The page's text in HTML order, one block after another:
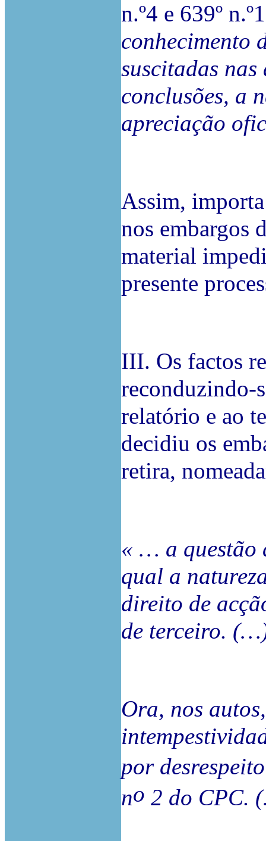
n.º4 e 639º
conhecimento
suscitadas nas
conclusões, a
apreciação
Assim,
nos embargos
material
presente
III. Os factos
reconduzindo-
relatório e ao
decidiu os
retira,
« … a questão
qual a
direito de
de terceiro.
Ora, nos
por
no 2 do CPC.